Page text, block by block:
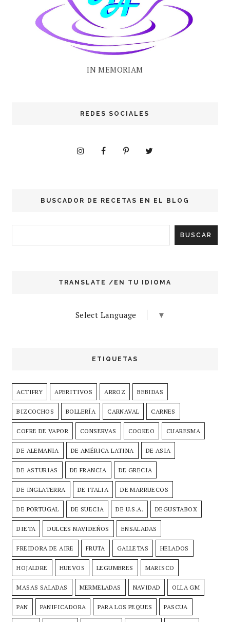
IN MEMORIAM
REDES SOCIALES
BUSCADOR DE RECETAS EN EL BLOG
TRANSLATE /EN TU IDIOMA
Select Language ▼
ETIQUETAS
ACTIFRY APERITIVOS ARROZ BEBIDAS
BIZCOCHOS BOLLERÍA CARNAVAL CARNES
COFRE DE VAPOR CONSERVAS COOKEO CUARESMA
DE ALEMANIA DE AMÉRICA LATINA DE ASIA
DE ASTURIAS DE FRANCIA DE GRECIA
DE INGLATERRA DE ITALIA DE MARRUECOS
DE PORTUGAL DE SUECIA DE U.S.A. DEGUSTABOX
DIETA DULCES NAVIDEÑOS ENSALADAS
FREIDORA DE AIRE FRUTA GALLETAS HELADOS
HOJALDRE HUEVOS LEGUMBRES MARISCO
MASAS SALADAS MERMELADAS NAVIDAD OLLA GM
PAN PANIFICADORA PARA LOS PEQUES PASCUA